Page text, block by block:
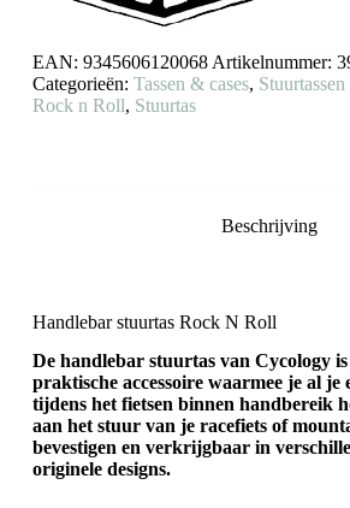
EAN: 9345606120068 Artikelnummer:
Categorieën: Tassen & cases, Stuurtassen
Rock n Roll, Stuurtas
Beschrijving
Handlebar stuurtas Rock N Roll
De handlebar stuurtas van Cycology
praktische accessoire waarmee je al je
tijdens het fietsen binnen handbereik
aan het stuur van je racefiets of
bevestigen en verkrijgbaar in
originele designs.